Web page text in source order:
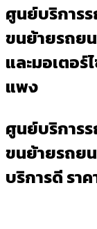
ศูนย์บริการ
ขนย้ายรถย
และมอเตอร์
แพง
ศูนย์บริการ
ขนย้ายรถย
บริการดี รา